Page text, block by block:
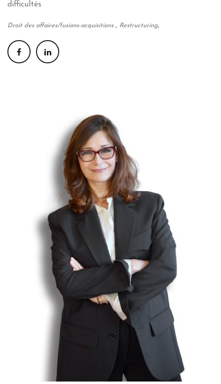
difficultés
Droit des affaires/fusions-acquisitions , Restructuring,